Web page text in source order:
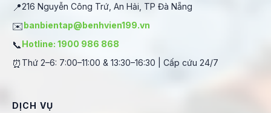
📍216 Nguyễn Công Trứ, An Hải, TP Đà Nẵng
✉️banbientap@benhvien199.vn
📞Hotline: 1900 986 868
⏰ Thứ 2–6: 7:00–11:00 & 13:30–16:30 | Cấp cứu 24/7
DỊCH VỤ